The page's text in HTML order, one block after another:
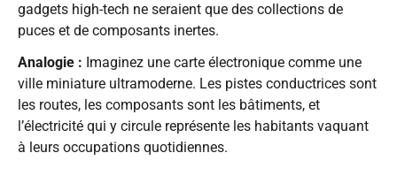
gadgets high-tech ne seraient que des collections de
puces et de composants inertes.
Analogie : Imaginez une carte électronique comme une
ville miniature ultramoderne. Les pistes conductrices sont
les routes, les composants sont les bâtiments, et
l’électricité qui y circule représente les habitants vaquant
à leurs occupations quotidiennes.